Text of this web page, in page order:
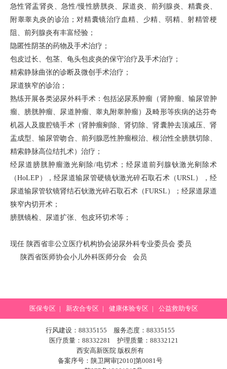
急性肾盂肾炎、急性/慢性膀胱炎、尿道炎、前列腺炎、精囊炎、
附睾睾丸炎的诊治；对精囊镜治疗血精、少精、弱精、射精管梗
阻、前列腺炎有丰富经验；
隐匿性阴茎的药物及手术治疗；
包皮过长、包茎、龟头包皮炎的保守治疗及手术治疗；
精索静脉曲张的诊断及微创手术治疗；
尿道狭窄的诊治；
熟练开展各类泌尿外科手术：包括泌尿系肿瘤（肾肿瘤、输尿管肿
瘤、膀胱肿瘤、尿道肿瘤、睾丸附睾肿瘤）及畸形等疾病的达芬奇
机器人及腹腔镜手术（肾肿瘤剜除、肾切除、肾囊肿去顶减压、肾
盂成型、输尿管吻合、前列腺恶性肿瘤根治、根治性全膀胱切除、
精索静脉高位结扎术）治疗；
经尿道膀胱肿瘤激光剜除/电切术；经尿道前列腺钬激光剜除术
（HoLEP），经尿道输尿管硬镜钬激光碎石取石术（URSL），经
尿道输尿管软镜肾结石钬激光碎石取石术（FURSL）；经尿道尿道
狭窄内切开术；
膀胱镜检、尿道扩张、包皮环切术等；
现任 陕西省非公立医疗机构协会泌尿外科专业委员会 委员
陕西省医师协会小儿外科医师分会 会员
医保专区 | 新农合专区 | 健康体验专区 | 公益救助专区
行风建设：88335155 服务态度：88335155
医疗质量：88332281 护理质量：88332121
西安高新医院 版权所有
备案序号：陕卫网审[2010]第0081号